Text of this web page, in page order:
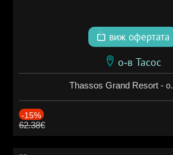
виж офертата
о-в Тасос
Thassos Grand Resort - о.
-15%
62.38€